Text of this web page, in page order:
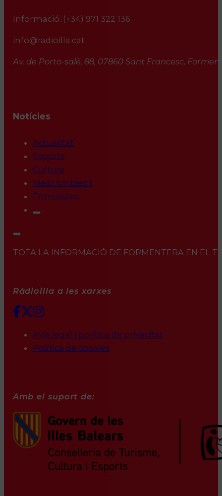
Informació: (+34) 971 322 136
info@radioilla.cat
Av. de Porto-salè, 88, 07860 Sant Francesc,
Notícies
Actualitat
Esports
Cultura
Medi Ambient
Entrevistes
TOTA LA INFORMACIÓ DE FORMENTERA EN EL
Ràdioilla a les xarxes
Avís legal i política de privacitat
Política de cookies
Amb el suport de: